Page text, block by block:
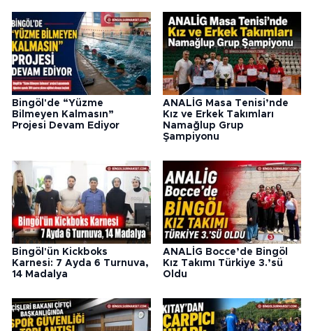
Bingöl'de “Yüzme
Bilmeyen Kalmasın”
Projesi Devam Ediyor
ANALİG Masa Tenisi’nde
Kız ve Erkek Takımları
Namağlup Grup
Şampiyonu
Bingöl'ün Kickboks
Karnesi: 7 Ayda 6 Turnuva,
14 Madalya
ANALİG Bocce’de Bingöl
Kız Takımı Türkiye 3.’sü
Oldu